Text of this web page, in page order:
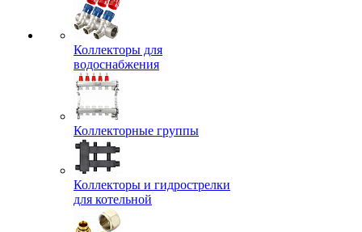
Коллекторы для
водоснабжения
Коллекторные группы
Коллекторы и гидрострелки
для котельной